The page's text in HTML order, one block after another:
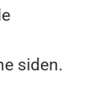
siden.